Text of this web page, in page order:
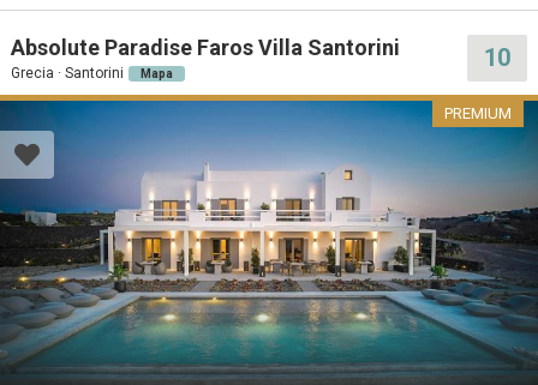
Absolute Paradise Faros Villa Santorini
Grecia · Santorini Mapa
10
PREMIUM